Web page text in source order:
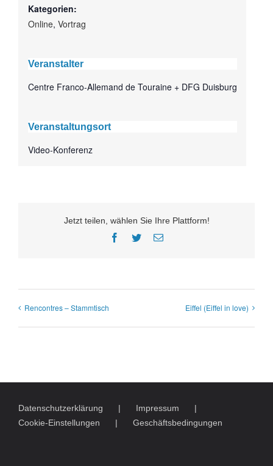
Kategorien:
Online, Vortrag
Veranstalter
Centre Franco-Allemand de Touraine + DFG Duisburg
Veranstaltungsort
Video-Konferenz
Jetzt teilen, wählen Sie Ihre Plattform!
Facebook
TwitterE-
Rencontres – Stammtisch Eiffel (Eiffel in love)
Datenschutzerklärung
Impressum
Cookie-Einstellungen
Geschäftsbedingungen